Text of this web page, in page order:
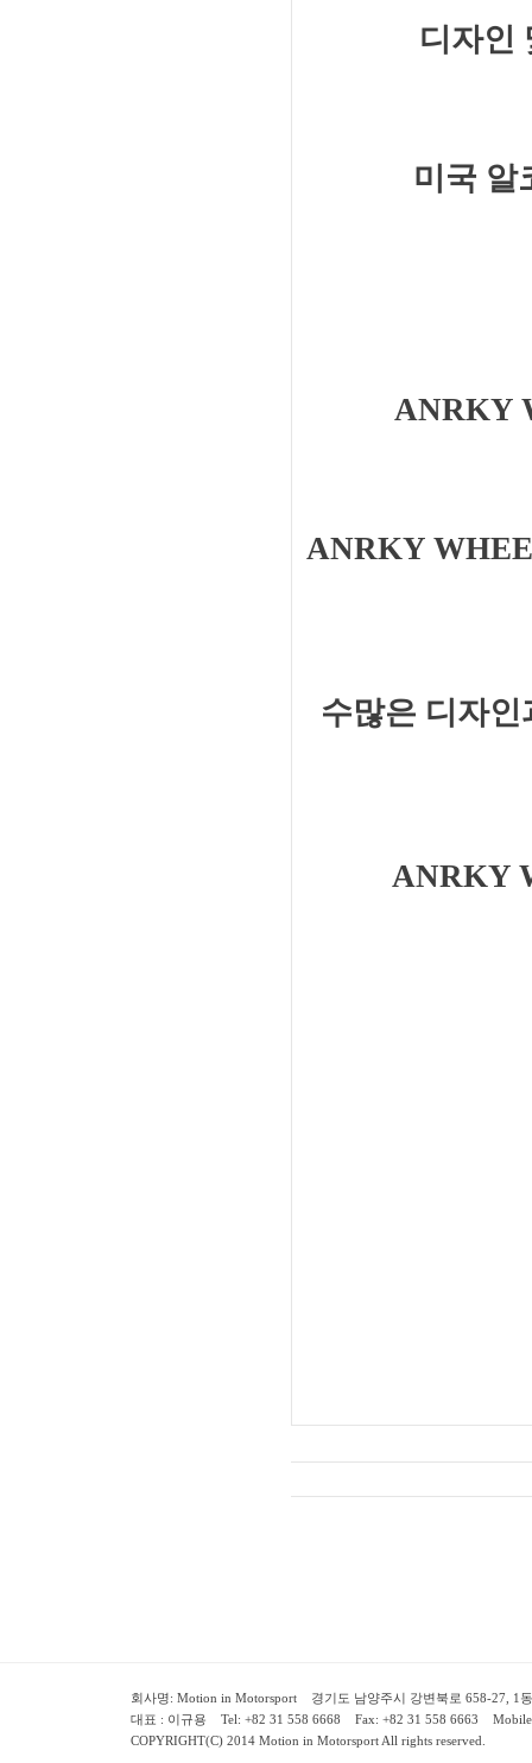
디자인
미국 알
ANRKY
ANRKY
수많은 디자
ANRKY
회사명: Motion in Motorsport 경기도 남양주시 강변북로 658-27, 1동
대표 : 이규용 Tel: +82 31 558 6668 Fax: +82 31 558 6663
COPYRIGHT(C) 2014 Motion in Motorsport All rights reserved.